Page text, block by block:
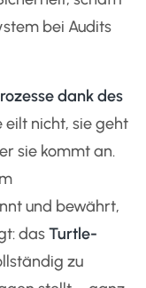
bei Audits
dank des
eilt nicht, sie geht
sie kommt an.
und bewährt,
dasTurtle-
zu